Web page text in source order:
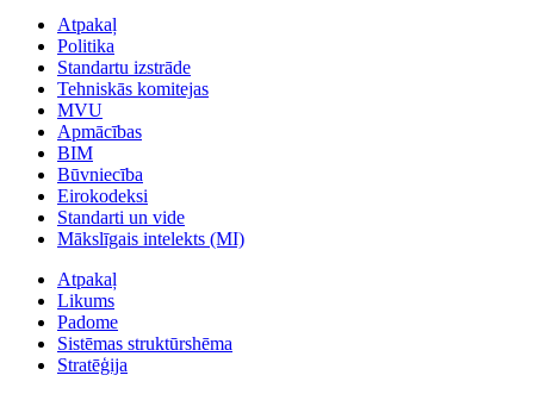
Atpakaļ
Politika
Standartu izstrāde
Tehniskās komitejas
MVU
Apmācības
BIM
Būvniecība
Eirokodeksi
Standarti un vide
Mākslīgais intelekts (MI)
Atpakaļ
Likums
Padome
Sistēmas struktūrshēma
Stratēģija